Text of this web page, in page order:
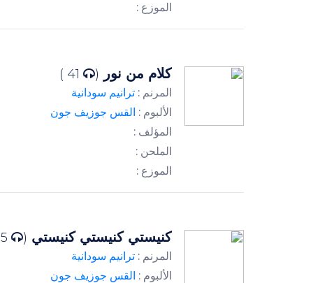
الموزع :
كلام من نور (
المرنم : ترانيم سودانية
الألبوم : القس جوزيف جون
المؤلف :
الملحن :
الموزع :
كنيستي كنيستي كنيستي (
المرنم : ترانيم سودانية
الألبوم : القس جوزيف جون